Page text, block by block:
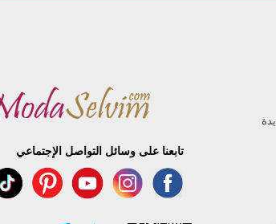
تابعنا على وسائل التواصل الإجتماعي